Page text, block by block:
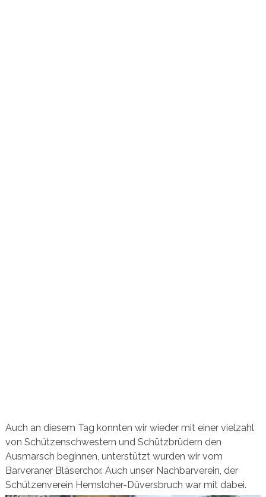
Auch an diesem Tag konnten wir wieder mit einer vielzahl
von Schützenschwestern und Schützbrüdern den
Ausmarsch beginnen, unterstützt wurden wir vom
Barveraner Bläserchor. Auch unser Nachbarverein, der
Schützenverein Hemsloher-Düversbruch war mit dabei.